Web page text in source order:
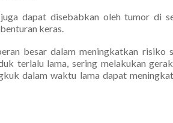
dapat disebabkan oleh tumor di
keras.
besar dalam meningkatkan risiko
terlalu lama, sering melakukan
dalam waktu lama dapat